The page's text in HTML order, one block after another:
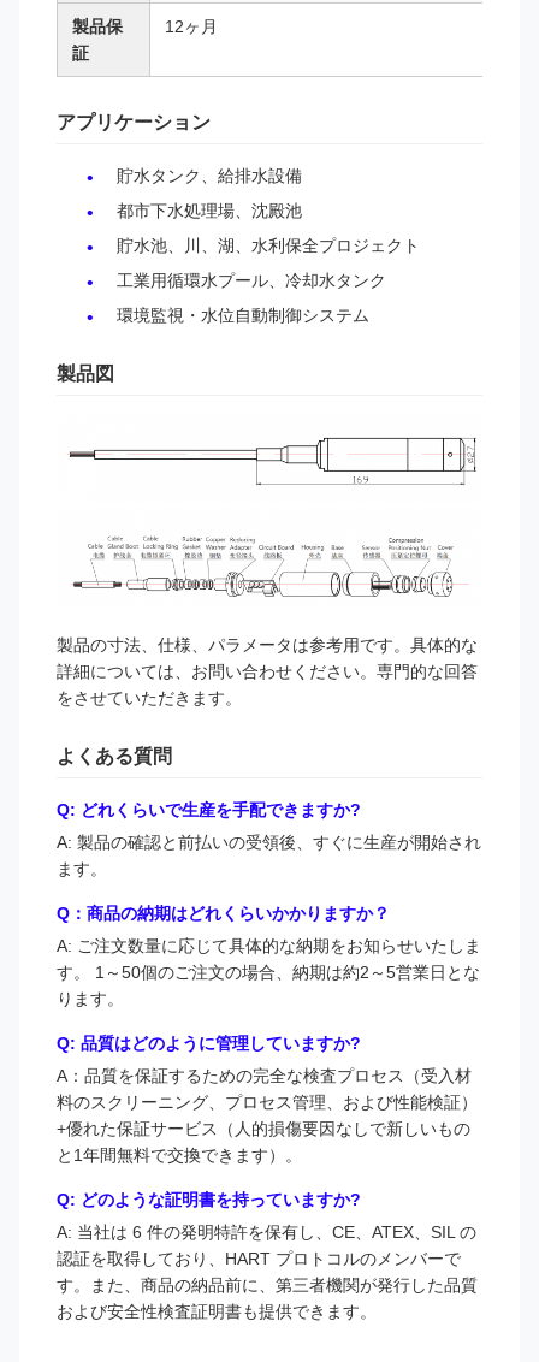
製品保
証
12ヶ月
アプリケーション
貯水タンク、給排水設備
都市下水処理場、沈殿池
貯水池、川、湖、水利保全プロジェクト
工業用循環水プール、冷却水タンク
環境監視・水位自動制御システム
製品図
製品の寸法、仕様、パラメータは参考用です。具体的な
詳細については、お問い合わせください。専門的な回答
をさせていただきます。
よくある質問
Q: どれくらいで生産を手配できますか?
A: 製品の確認と前払いの受領後、すぐに生産が開始され
ます。
Q：商品の納期はどれくらいかかりますか？
A: ご注文数量に応じて具体的な納期をお知らせいたしま
す。 1～50個のご注文の場合、納期は約2～5営業日とな
ります。
Q: 品質はどのように管理していますか?
A：品質を保証するための完全な検査プロセス（受入材
料のスクリーニング、プロセス管理、および性能検証）
+優れた保証サービス（人的損傷要因なしで新しいもの
と1年間無料で交換できます）。
Q: どのような証明書を持っていますか?
A: 当社は 6 件の発明特許を保有し、CE、ATEX、SIL の
認証を取得しており、HART プロトコルのメンバーで
す。また、商品の納品前に、第三者機関が発行した品質
および安全性検査証明書も提供できます。